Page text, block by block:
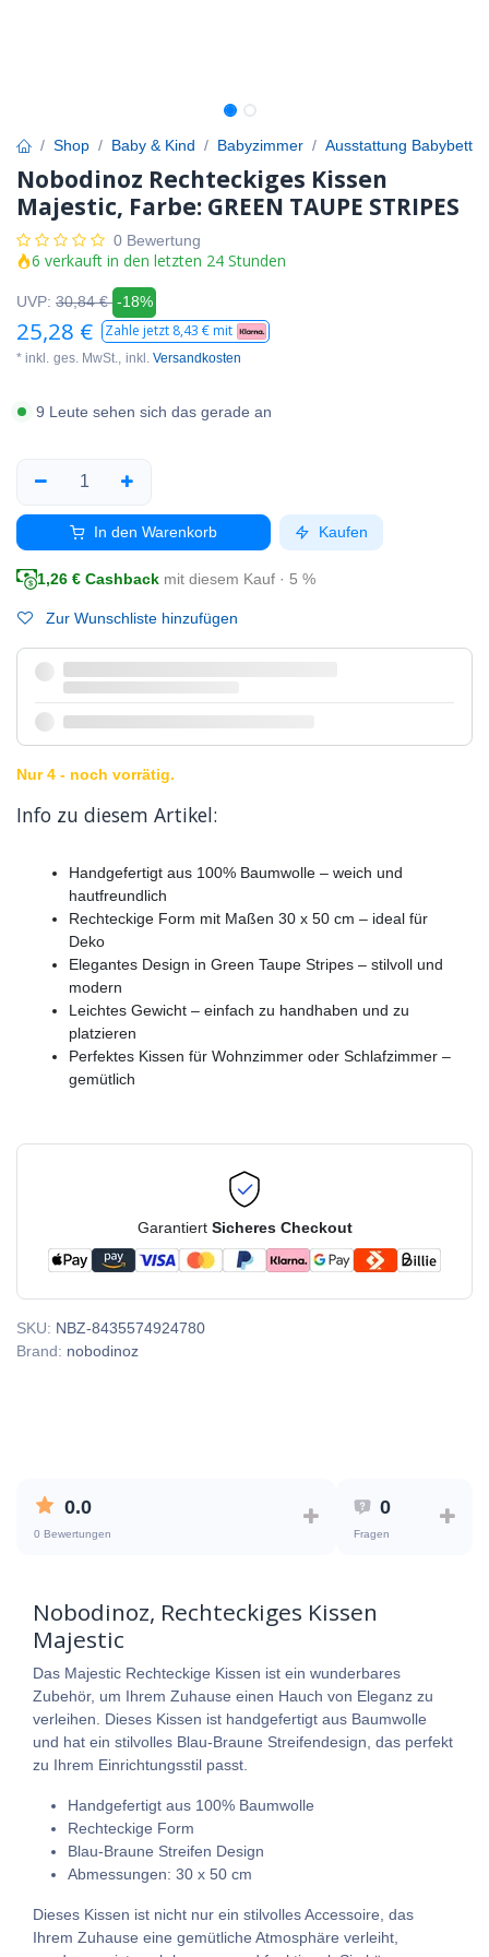
Shop Baby & Kind Babyzimmer Ausstattung Babybett
Nobodinoz Rechteckiges Kissen
Majestic, Farbe: GREEN TAUPE STRIPES
0 Bewertung
6 verkauft in den letzten 24 Stunden
UVP: 30,84€ -18%
25,28 € Zahle jetzt 8,43 € mit
* inkl. ges. MwSt., inkl. Versandkosten
9 Leute sehen sich das gerade an
In den Warenkorb Kaufen
1,26 € Cashback mit diesem Kauf · 5 %
Zur Wunschliste hinzufügen
Nur 4 - noch vorrätig.
Info zu diesem Artikel:
Handgefertigt aus 100% Baumwolle – weich und
hautfreundlich
Rechteckige Form mit Maßen 30 x 50 cm – ideal für
Deko
Elegantes Design in Green Taupe Stripes – stilvoll und
modern
Leichtes Gewicht – einfach zu handhaben und zu
platzieren
Perfektes Kissen für Wohnzimmer oder Schlafzimmer –
gemütlich
Garantiert Sicheres Checkout
SKU: NBZ-8435574924780
Brand: nobodinoz
0.0
0 Bewertungen
0
Fragen
Nobodinoz, Rechteckiges Kissen
Majestic
Das Majestic Rechteckige Kissen ist ein wunderbares
Zubehör, um Ihrem Zuhause einen Hauch von Eleganz zu
verleihen. Dieses Kissen ist handgefertigt aus Baumwolle
und hat ein stilvolles Blau-Braune Streifendesign, das perfekt
zu Ihrem Einrichtungsstil passt.
Handgefertigt aus 100% Baumwolle
Rechteckige Form
Blau-Braune Streifen Design
Abmessungen: 30 x 50 cm
Dieses Kissen ist nicht nur ein stilvolles Accessoire, das
Ihrem Zuhause eine gemütliche Atmosphäre verleiht,